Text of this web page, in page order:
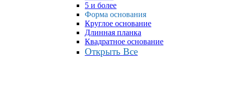
5 и более
Форма основания
Круглое основание
Длинная планка
Квадратное основание
Открыть Все